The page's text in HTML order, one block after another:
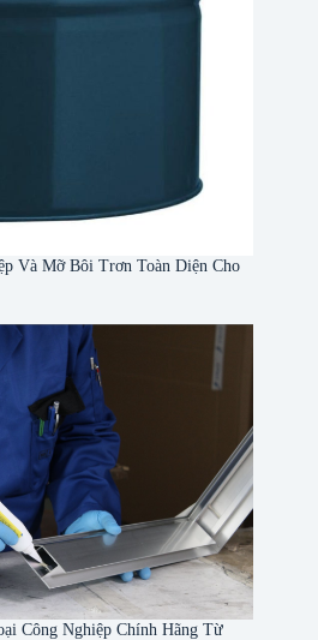
Và Mỡ Bôi Trơn Toàn Diện Cho
Công Nghiệp Chính Hãng Từ